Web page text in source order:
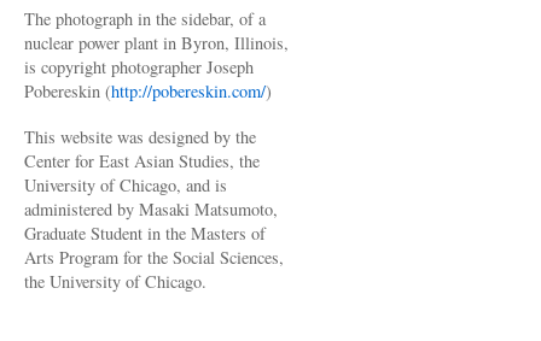
The photograph in the sidebar, of a
nuclear power plant in Byron, Illinois,
is copyright photographer Joseph
Pobereskin (http://pobereskin.com/)
This website was designed by the
Center for East Asian Studies, the
University of Chicago, and is
administered by Masaki Matsumoto,
Graduate Student in the Masters of
Arts Program for the Social Sciences,
the University of Chicago.